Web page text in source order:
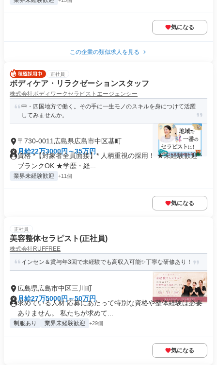
気になる
この企業の類似求人を見る
正社員
ボディケア・リラクゼーションスタッフ
株式会社ボディワークセラピストエージェンシー
中・四国地方で働く。その手に一生モノのスキルを身につけて活躍
してみませんか。
〒730-0011広島県広島市中区基町
月給22万3000円～35万円
資格 *【対象者全員面接】* 人柄重視の採用！ ★未経験歓迎・
ブランクOK ★学歴・経...
業界未経験歓迎 +11個
気になる
正社員
美容整体セラピスト(正社員)
株式会社RUFFREE
インセン＆賞与年3回で未経験でも高収入可能✨丁寧な研修あり！
広島県広島市中区三川町
月給27万5000円～50万円
求めている人材 応募にあたって特別な資格や整体経験は必要
ありません。 私たちが求めて...
制服あり 業界未経験歓迎 +29個
気になる